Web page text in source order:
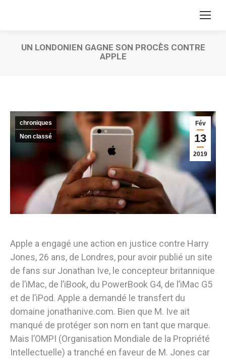
UN LONDONIEN GAGNE SON PROCÈS CONTRE
APPLE
Fév
13
2019
chroniques
Non classé
Apple a engagé une action en justice contre Harry
Jones, 26 ans, de Londres, pour avoir publié un site
de fans sur Jonathan Ive, le concepteur britannique
de l’iMac, de l’iBook, du PowerBook G4, de l’iMac G5
et de l’iPod. Apple a demandé le transfert du
domaine jonathanive.com. Bien que M. Ive ait
manqué de protéger son nom en tant que marque.
Mais l’OMPI (Organisation Mondiale de la Propriété
Intellectuelle) a tranché en faveur de M. Jones car